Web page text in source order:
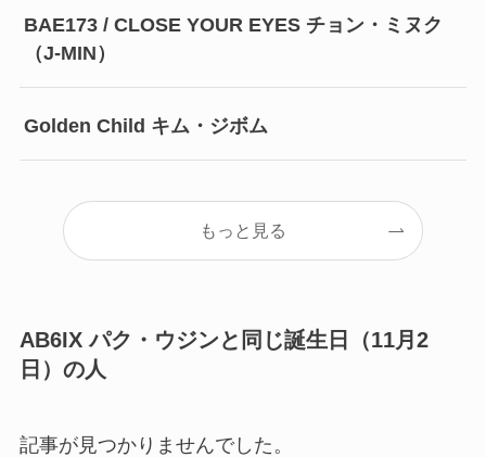
BAE173 / CLOSE YOUR EYES チョン・ミヌク
（J-MIN）
Golden Child キム・ジボム
もっと見る
AB6IX パク・ウジンと同じ誕生日（11月2
日）の人
記事が見つかりませんでした。